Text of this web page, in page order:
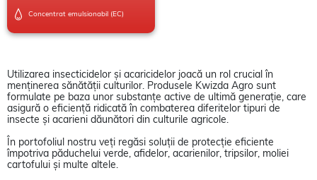
Concentrat emulsionabil (EC)
Utilizarea insecticidelor și acaricidelor joacă un rol crucial în
menținerea sănătății culturilor. Produsele Kwizda Agro sunt
formulate pe baza unor substanțe active de ultimă generație, care
asigură o eficiență ridicată în combaterea diferitelor tipuri de
insecte și acarieni dăunători din culturile agricole.
În portofoliul nostru veți regăsi soluții de protecție eficiente
împotriva păduchelui verde, afidelor, acarienilor, tripsilor, moliei
cartofului și multe altele.